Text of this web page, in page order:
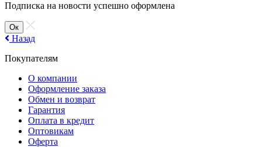
Подписка на новости успешно оформлена
Ок
Назад
Покупателям
О компании
Оформление заказа
Обмен и возврат
Гарантия
Оплата в кредит
Оптовикам
Оферта